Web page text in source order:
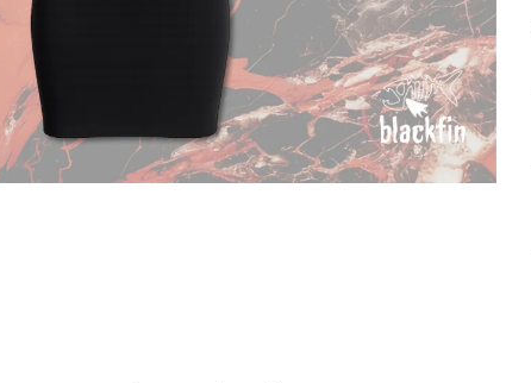
490 Kč